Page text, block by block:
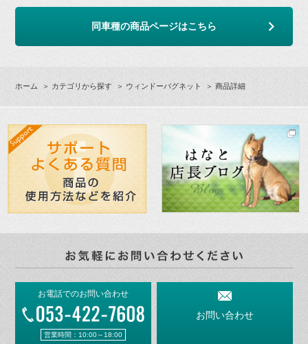
同車種の商品ページはこちら
ホーム ＞ カテゴリから探す ＞ ウィンドーバグネット ＞ 商品詳細
お電話でのお問い合わせ
営業時間：10:00～18:00
お問い合わせ